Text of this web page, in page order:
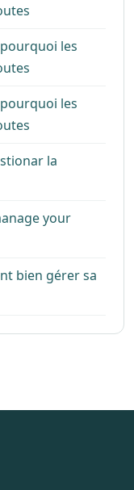
les
les
la
your
bien gérer sa